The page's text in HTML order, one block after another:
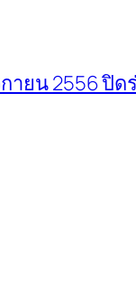
ยน 2556 ปิด